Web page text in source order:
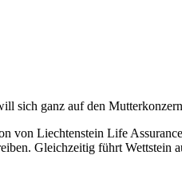
sich ganz auf den
von Liechtenstein Life
Gleichzeitig führt Wettstein